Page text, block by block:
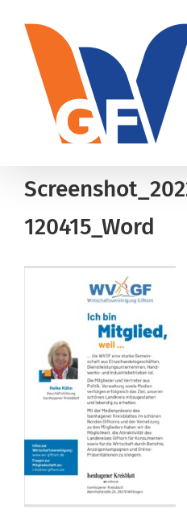
Inhalt
springen
120415_Word